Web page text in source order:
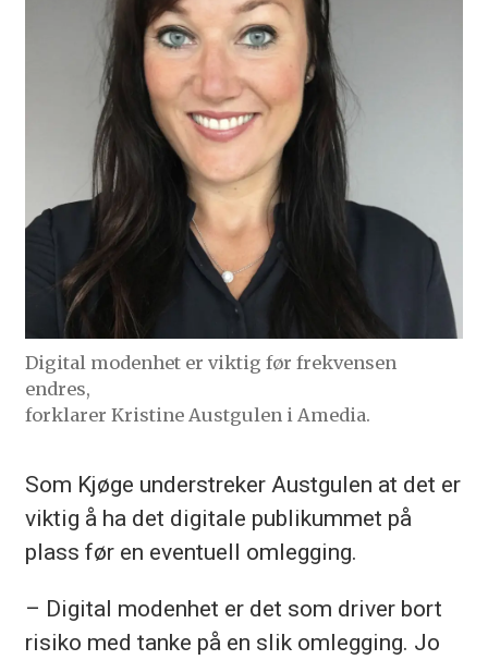
Digital modenhet er viktig før frekvensen
endres,
forklarer Kristine Austgulen i Amedia.
Som Kjøge understreker Austgulen at det er
viktig å ha det digitale publikummet på
plass før en eventuell omlegging.
– Digital modenhet er det som driver bort
risiko med tanke på en slik omlegging. Jo